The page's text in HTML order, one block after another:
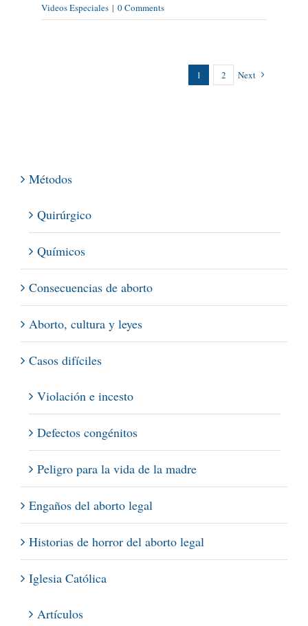
Videos Especiales | 0 Comments
1 2 Next
Métodos
Quirúrgico
Químicos
Consecuencias de aborto
Aborto, cultura y leyes
Casos difíciles
Violación e incesto
Defectos congénitos
Peligro para la vida de la madre
Engaños del aborto legal
Historias de horror del aborto legal
Iglesia Católica
Artículos